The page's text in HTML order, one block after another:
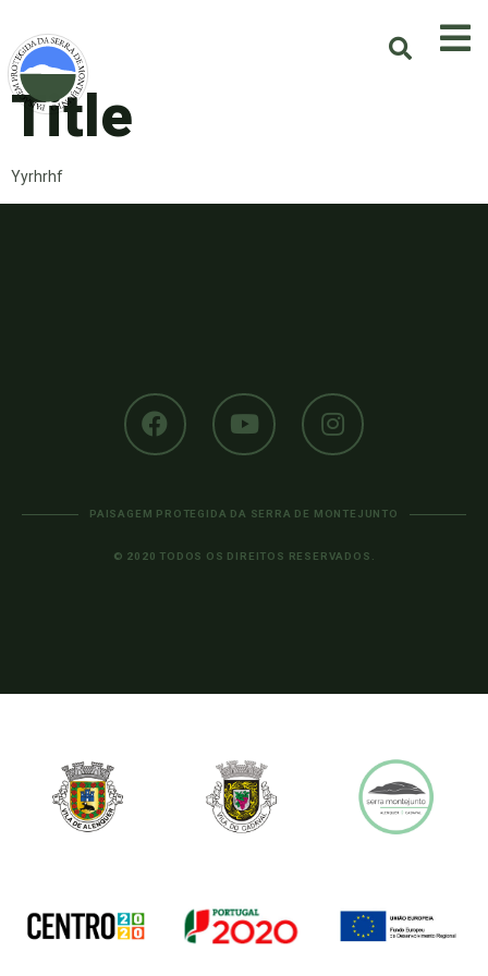
Title
Yyrhrhf
PAISAGEM PROTEGIDA DA SERRA DE MONTEJUNTO
© 2020 TODOS OS DIREITOS RESERVADOS.